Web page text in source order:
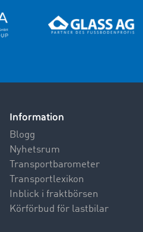
Information
Blogg
Nyhetsrum
Transportbarometer
Transportlexikon
Inblick i fraktbörsen
Körförbud för lastbilar